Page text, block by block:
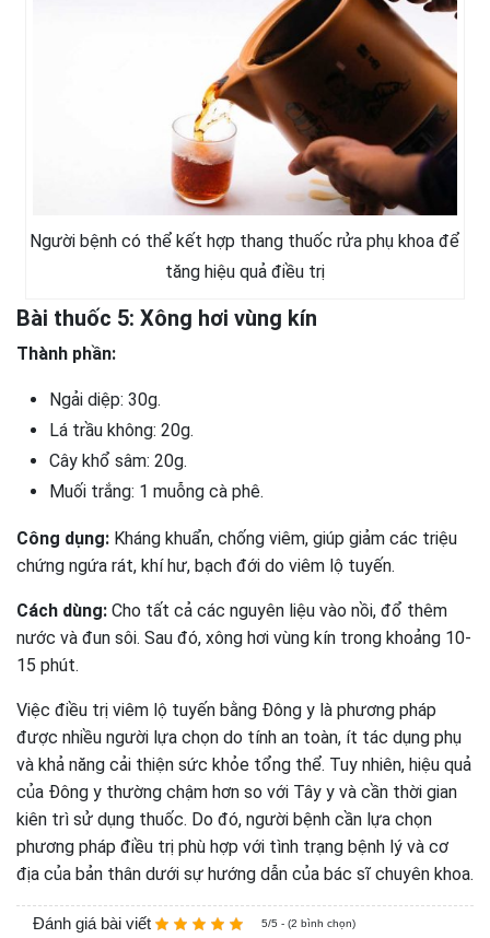
Người bệnh có thể kết hợp thang thuốc rửa phụ khoa để
tăng hiệu quả điều trị
Bài thuốc 5: Xông hơi vùng kín
Thành phần:
Ngải diệp: 30g.
Lá trầu không: 20g.
Cây khổ sâm: 20g.
Muối trắng: 1 muỗng cà phê.
Công dụng: Kháng khuẩn, chống viêm, giúp giảm các triệu
chứng ngứa rát, khí hư, bạch đới do viêm lộ tuyến.
Cách dùng: Cho tất cả các nguyên liệu vào nồi, đổ thêm
nước và đun sôi. Sau đó, xông hơi vùng kín trong khoảng 10-
15 phút.
Việc điều trị viêm lộ tuyến bằng Đông y là phương pháp
được nhiều người lựa chọn do tính an toàn, ít tác dụng phụ
và khả năng cải thiện sức khỏe tổng thể. Tuy nhiên, hiệu quả
của Đông y thường chậm hơn so với Tây y và cần thời gian
kiên trì sử dụng thuốc. Do đó, người bệnh cần lựa chọn
phương pháp điều trị phù hợp với tình trạng bệnh lý và cơ
địa của bản thân dưới sự hướng dẫn của bác sĩ chuyên khoa.
Đánh giá bài viết 5/5 - (2 bình chọn)